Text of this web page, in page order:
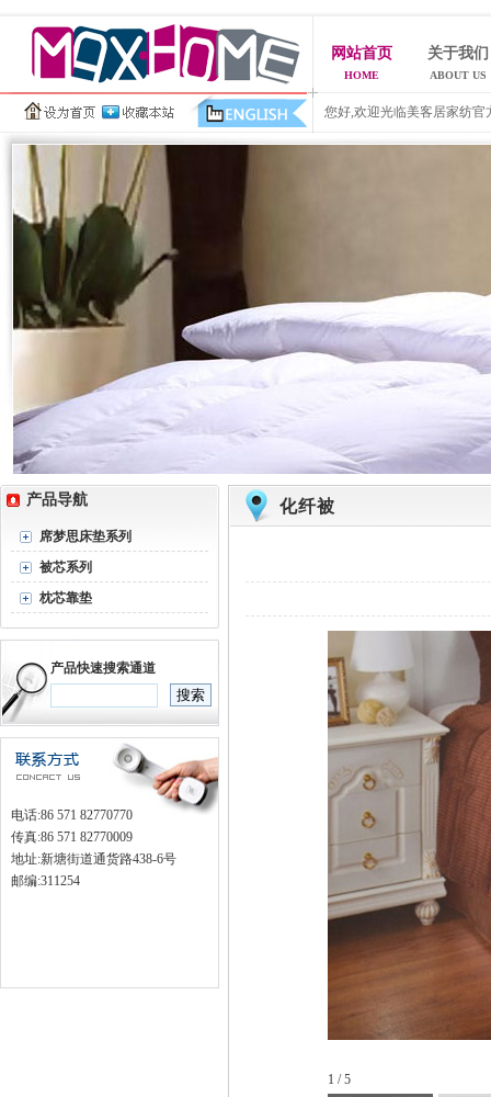
网站首页
HOME
关于我们
ABOUT US
您好,欢迎光临美客居家纺官
产品导航
席梦思床垫系列
被芯系列
枕芯靠垫
产品快速搜索通道
电话:86 571 82770770
传真:86 571 82770009
地址:新塘街道通货路438-6号
邮编:311254
化纤被
1 / 5